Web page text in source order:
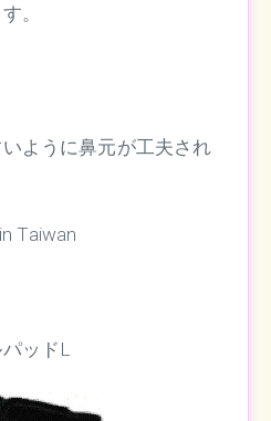
。
ように鼻元が工夫され
Taiwan
ッドL